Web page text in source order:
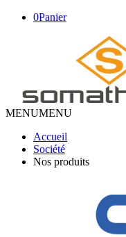
0Panier
MENUMENU
Accueil
Société
Nos produits